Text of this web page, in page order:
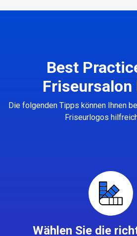
Best
Friseursalon
Die folgenden Tipps können Ihnen
Friseurlogos
Wählen Sie die